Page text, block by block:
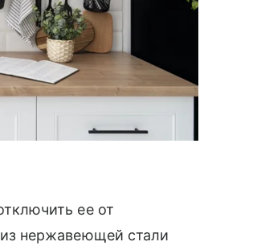
ее от
нержавеющей стали